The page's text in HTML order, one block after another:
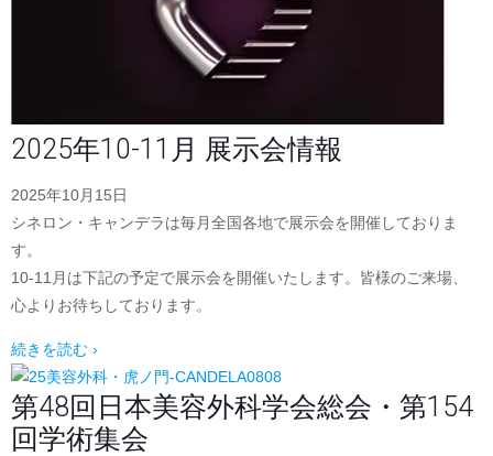
2025年10-11月 展示会情報
2025年10月15日
シネロン・キャンデラは毎月全国各地で展示会を開催しておりま
す。
10-11月は下記の予定で展示会を開催いたします。皆様のご来場、
心よりお待ちしております。
続きを読む ›
第48回日本美容外科学会総会・第154
回学術集会